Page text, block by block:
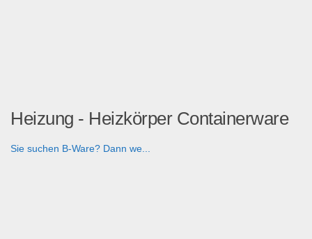
Heizung - Heizkörper Containerware
Sie suchen B-Ware? Dann we...